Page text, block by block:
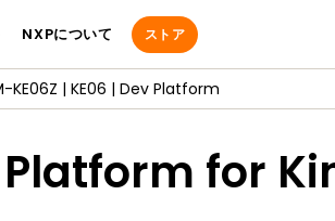
NXPについて ストア
KE06Z | KE06 | Dev Platform
for